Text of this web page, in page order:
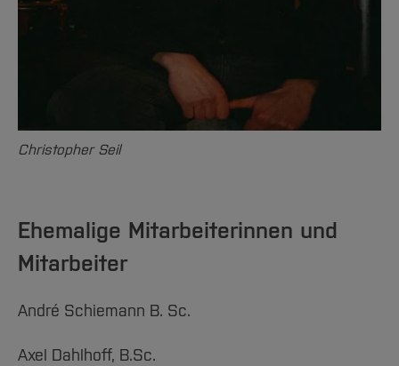
Christopher Seil
Ehemalige Mitarbeiterinnen und
Mitarbeiter
André Schiemann B. Sc.
Axel Dahlhoff, B.Sc.